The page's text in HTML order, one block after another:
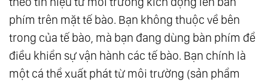
phím trên mặt tế bào. Bạn không thuộc về bên
trong của tế bào, mà bạn đang dùng bàn phím để
điều khiển sự vận hành các tế bào. Bạn chính là
một cá thể xuất phát từ môi trường (sản phẩm